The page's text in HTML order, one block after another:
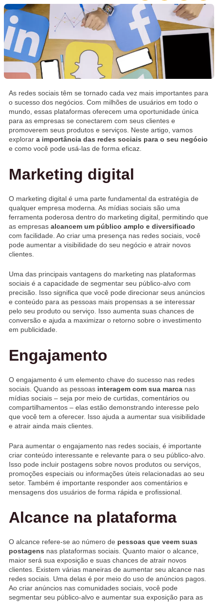
As redes sociais têm se tornado cada vez mais importantes para
o sucesso dos negócios. Com milhões de usuários em todo o
mundo, essas plataformas oferecem uma oportunidade única
para as empresas se conectarem com seus clientes e
promoverem seus produtos e serviços. Neste artigo, vamos
explorar a importância das redes sociais para o seu negócio
e como você pode usá-las de forma eficaz.
Marketing digital
O marketing digital é uma parte fundamental da estratégia de
qualquer empresa moderna. As mídias sociais são uma
ferramenta poderosa dentro do marketing digital, permitindo que
as empresas alcancem um público amplo e diversificado
com facilidade. Ao criar uma presença nas redes sociais, você
pode aumentar a visibilidade do seu negócio e atrair novos
clientes.
Uma das principais vantagens do marketing nas plataformas
sociais é a capacidade de segmentar seu público-alvo com
precisão. Isso significa que você pode direcionar seus anúncios
e conteúdo para as pessoas mais propensas a se interessar
pelo seu produto ou serviço. Isso aumenta suas chances de
conversão e ajuda a maximizar o retorno sobre o investimento
em publicidade.
Engajamento
O engajamento é um elemento chave do sucesso nas redes
sociais. Quando as pessoas interagem com sua marcanas
mídias sociais – seja por meio de curtidas, comentários ou
compartilhamentos – elas estão demonstrando interesse pelo
que você tem a oferecer. Isso ajuda a aumentar sua visibilidade
e atrair ainda mais clientes.
Para aumentar o engajamento nas redes sociais, é importante
criar conteúdo interessante e relevante para o seu público-alvo.
Isso pode incluir postagens sobre novos produtos ou serviços,
promoções especiais ou informações úteis relacionadas ao seu
setor. Também é importante responder aos comentários e
mensagens dos usuários de forma rápida e profissional.
Alcance na plataforma
O alcance refere-se ao número de pessoas que veem suas
postagens nas plataformas sociais. Quanto maior o alcance,
maior será sua exposição e suas chances de atrair novos
clientes. Existem várias maneiras de aumentar seu alcance nas
redes sociais. Uma delas é por meio do uso de anúncios pagos.
Ao criar anúncios nas comunidades sociais, você pode
segmentar seu público-alvo e aumentar sua exposição para as